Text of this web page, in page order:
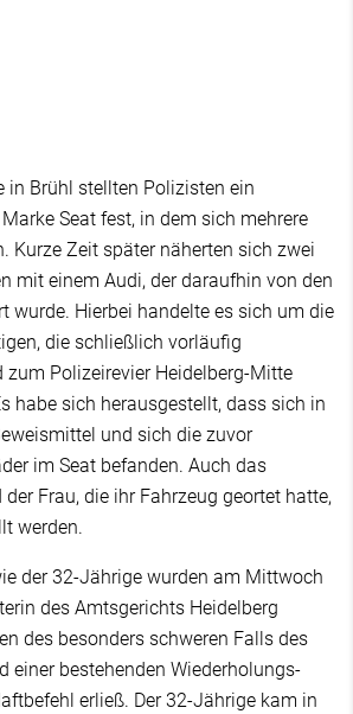
in Brühl stellten Polizisten ein
Seat fest, in dem sich mehrere
Kurze Zeit später näherten sich zwei
mit einem Audi, der daraufhin von den
wurde. Hierbei handelte es sich um die
die schließlich vorläufig
Polizeirevier Heidelberg-Mitte
habe sich herausgestellt, dass sich in
und sich die zuvor
im Seat befanden. Auch das
Frau, die ihr Fahrzeug geortet hatte,
werden.
der 32-Jährige wurden am Mittwoch
des Amtsgerichts Heidelberg
des besonders schweren Falls des
einer bestehenden Wiederholungs-
erließ. Der 32-Jährige kam in